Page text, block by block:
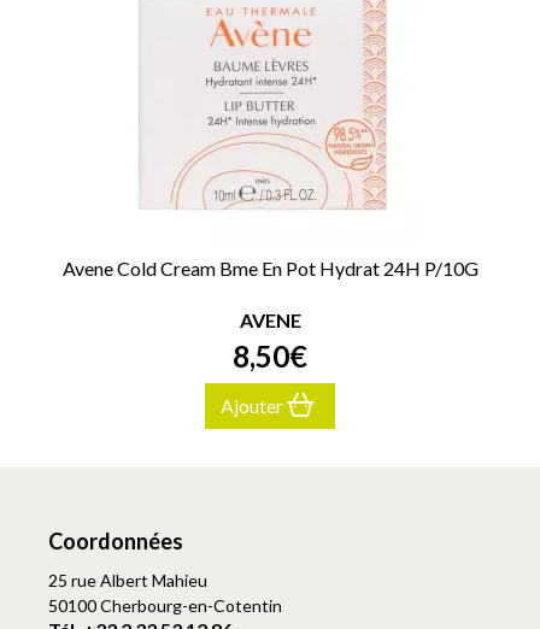
Avene Cold Cream Bme En Pot Hydrat 24H P/10G
AVENE
8,50€
Ajouter
Coordonnées
25 rue Albert Mahieu
50100 Cherbourg-en-Cotentin